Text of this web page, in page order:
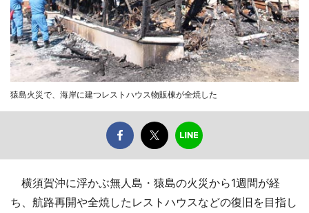
猿島火災で、海岸に建つレストハウス物販棟が全焼した
横須賀沖に浮かぶ無人島・猿島の火災から1週間が経
ち、航路再開や全焼したレストハウスなどの復旧を目指し